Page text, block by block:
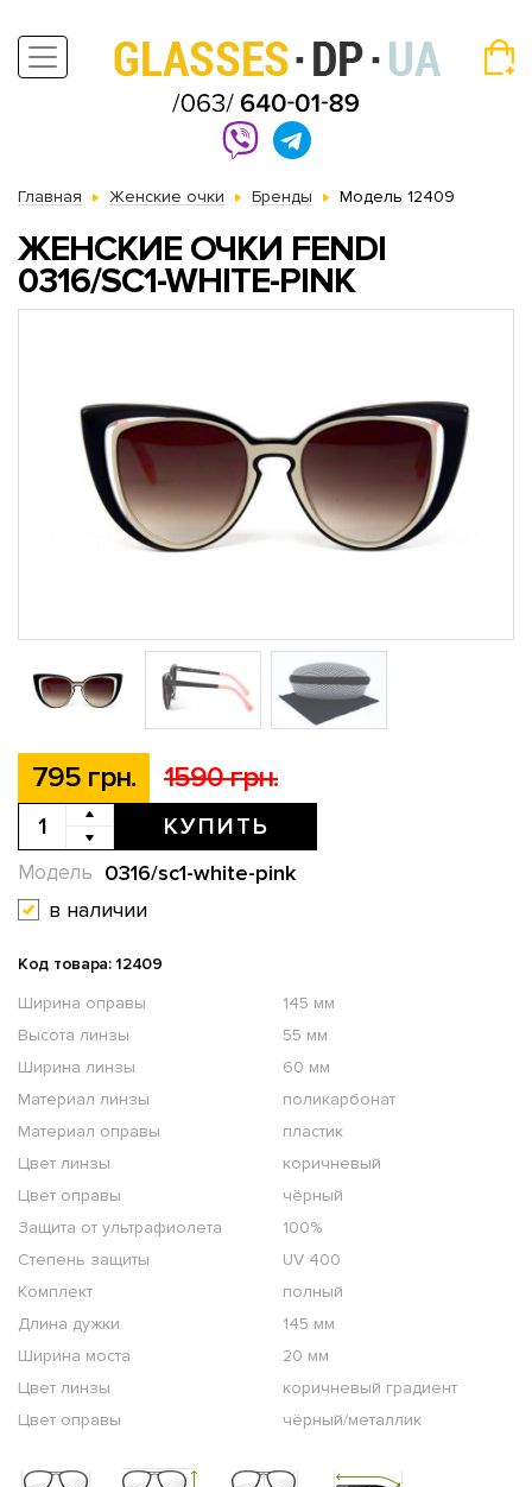
Главная Женские очки Бренды Модель 12409
ЖЕНСКИЕ ОЧКИ FENDI
0316/SC1-WHITE-PINK
795 грн. 1590 грн.
КУПИТЬ
0316/sc1-white-pink
Модель
в наличии
Код товара: 12409
Ширина оправы
145 мм
Высота линзы
55 мм
Ширина линзы
60 мм
Материал линзы
поликарбонат
Материал оправы
пластик
Цвет линзы
коричневый
Цвет оправы
чёрный
Защита от ультрафиолета
100%
Степень защиты
UV 400
Комплект
полный
Длина дужки
145 мм
Ширина моста
20 мм
Цвет линзы
коричневый градиент
Цвет оправы
чёрный/металлик